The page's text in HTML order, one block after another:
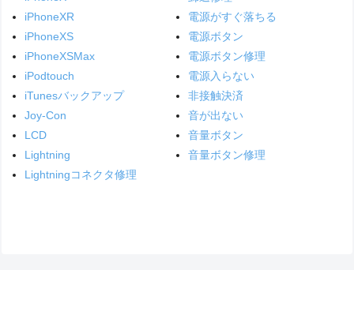
iPhoneXR
iPhoneXS
iPhoneXSMax
iPodtouch
iTunesバックアップ
Joy-Con
LCD
Lightning
Lightningコネクタ修理
電源がすぐ落ちる
電源ボタン
電源ボタン修理
電源入らない
非接触決済
音が出ない
音量ボタン
音量ボタン修理